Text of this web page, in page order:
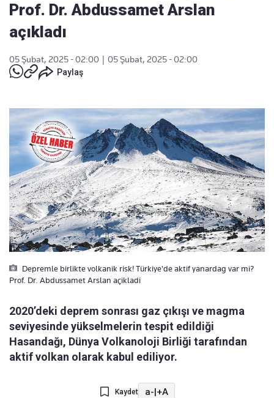
Prof. Dr. Abdussamet Arslan
açıkladı
05 Şubat, 2025 - 02:00
05 Şubat, 2025 - 02:00
Paylaş
Depremle birlikte volkanik risk! Türkiye'de aktif yanardag var mi?
Prof. Dr. Abdussamet Arslan açikladi
2020’deki deprem sonrası gaz çıkışı ve magma
seviyesinde yükselmelerin tespit edildiği
Hasandağı, Dünya Volkanoloji Birliği tarafından
aktif volkan olarak kabul ediliyor.
Kaydet a-|+A